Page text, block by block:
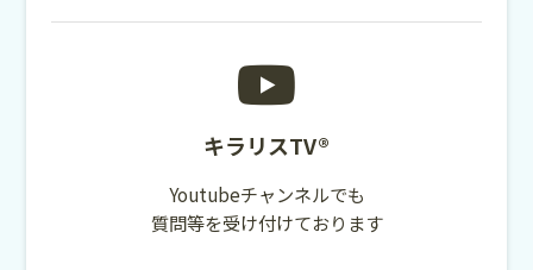
キラリスTV®
Youtubeチャンネルでも
質問等を受け付けております